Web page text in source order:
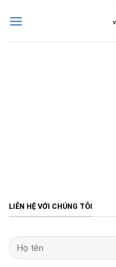
LIÊN HỆ VỚI CHÚNG TÔI